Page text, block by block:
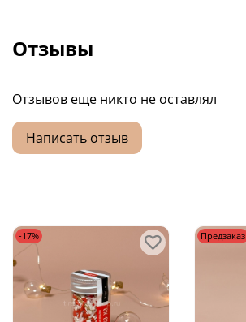
Отзывы
Отзывов еще никто не оставлял
Написать отзыв
-17% Предзаказ